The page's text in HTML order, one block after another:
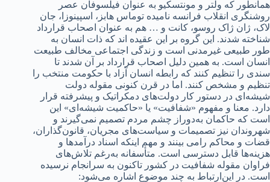
همانطور که ولتر و مونتسکیو به عنوان فیلسوفان عصر
روشنگری انقلاب فرانسه نامیده توماس هابز، اسپینوزا، جان
لاک، ژان ژاک روسو، کانت و … هم به عنوان اصحاب قرارداد
شناخته شدند. این گروه بر این عقیده اند که ذات انسان به
طور طبیعی غیرمدنی است و زندگی اجتماعی مخالف طبیعت
انسان است. به همین دلیل اصحاب قرارداد بر آن شدند تا
سندی را تنظیم کنند که رابطه انسان آزاد با حکومت منتخب را
تنظیم و مشخص کنند. اما در قرن کنونی مقوله دولت
شیشه‌ای در دستور کار دولت‌های دمکراتیک و پیشرفته قرار
دارد. معنا و مفهوم «شفافیت» یا «حاکمیت شیشه‌ای» این
است که حاکمان به‌دوراز چشم مردم تصمیم نمی‌گیرند و
شهروندان نیز تصمیمات و سیاست‌های مجریان، قانون‌گذاران،
قضات و محاکم رامی بینند و مهم اینکه اسناد درآمدها و
هزینه‌ها قابل دسترسی است. متأسفانه به‌رغم تلاش‌های
فراوان مقوله شفافیت در کشور تاکنون به سرانجام نرسیده
است. در این‌ارتباط به چند موضوع اشاره می‌شود: